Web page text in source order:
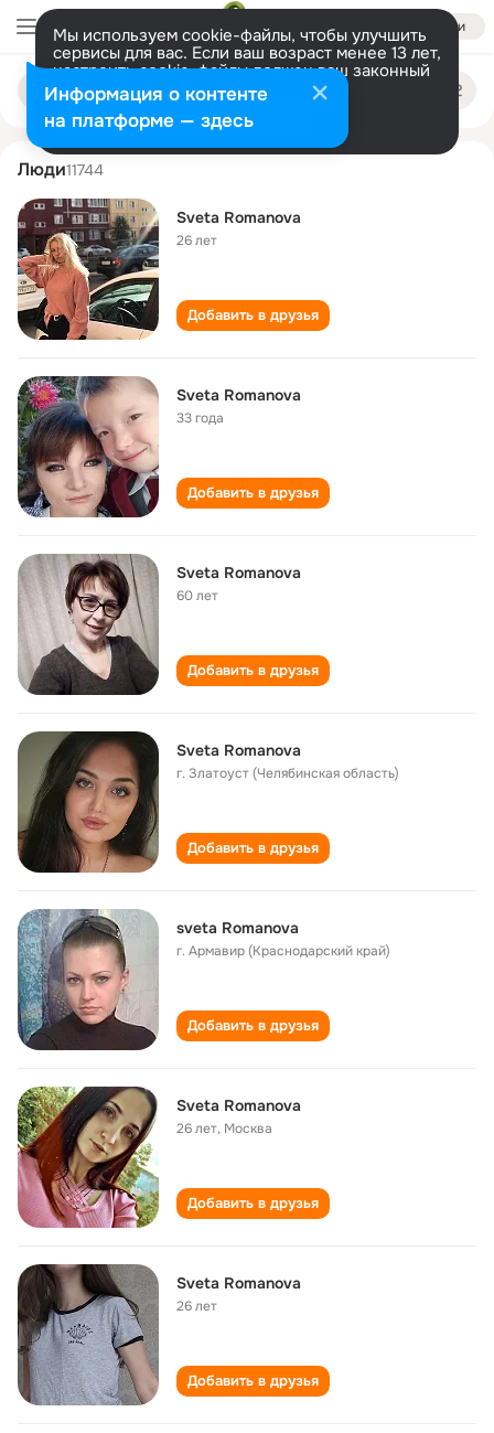
Войти
Мы используем cookie-файлы, чтобы улучшить
сервисы для вас. Если ваш возраст менее 13 лет,
настроить cookie-файлы должен ваш законный
представитель. Больше информации
Разрешить все Настроить
Поиск
людям
sveta romanova
Люди11744
Sveta Romanova
26 лет
Добавить в друзья
Sveta Romanova
33 года
Добавить в друзья
Sveta Romanova
60 лет
Добавить в друзья
Sveta Romanova
г. Златоуст (Челябинская область)
Добавить в друзья
sveta Romanova
г. Армавир (Краснодарский край)
Добавить в друзья
Sveta Romanova
26 лет, Москва
Добавить в друзья
Sveta Romanova
26 лет
Добавить в друзья
Информация о контенте
на платформе — здесь